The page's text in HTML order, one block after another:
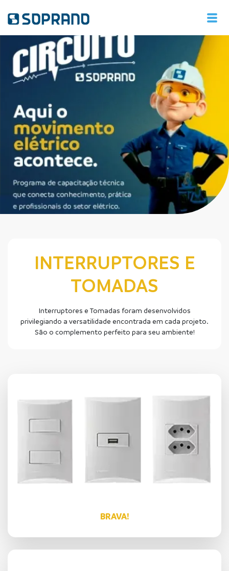
INTERRUPTORES E
TOMADAS
Interruptores e Tomadas foram desenvolvidos
privilegiando a versatilidade encontrada em cada projeto.
São o complemento perfeito para seu ambiente!
BRAVA!